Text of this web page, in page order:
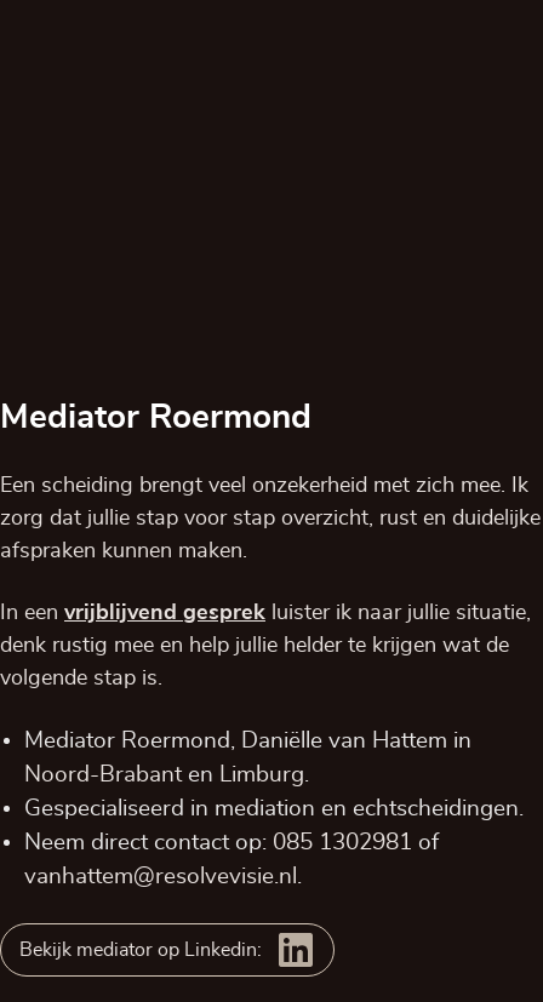
Mediator Roermond
Een scheiding brengt veel onzekerheid met zich mee. Ik
zorg dat jullie stap voor stap overzicht, rust en duidelijke
afspraken kunnen maken.
In een vrijblijvend gesprek luister ik naar jullie situatie,
denk rustig mee en help jullie helder te krijgen wat de
volgende stap is.
Mediator Roermond, Daniëlle van Hattem in
Noord-Brabant en Limburg
Gespecialiseerd in mediation en echtscheidingen.
Neem direct contact op: 085 1302981 of
vanhattem@resolvevisie.nl
Bekijk mediator op Linkedin: